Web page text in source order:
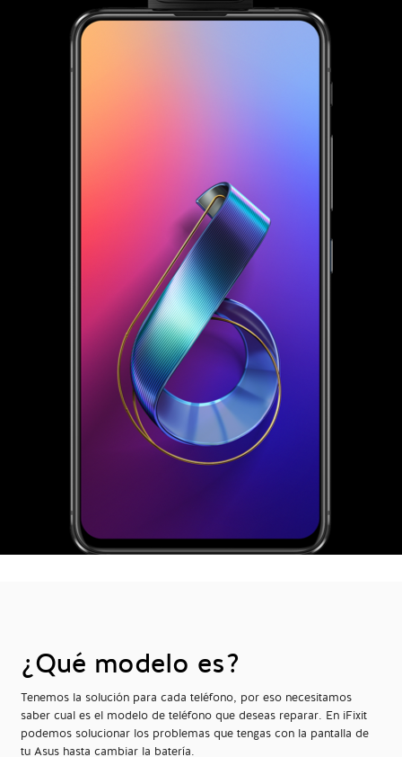
¿Qué modelo es?
Tenemos la solución para cada teléfono, por eso necesitamos
saber cual es el modelo de teléfono que deseas reparar. En iFixit
podemos solucionar los problemas que tengas con la pantalla de
tu Asus hasta cambiar la batería.